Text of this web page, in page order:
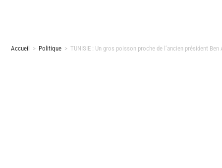
Accueil > Politique > TUNISIE : Un gros poisson proche de l’ancien président